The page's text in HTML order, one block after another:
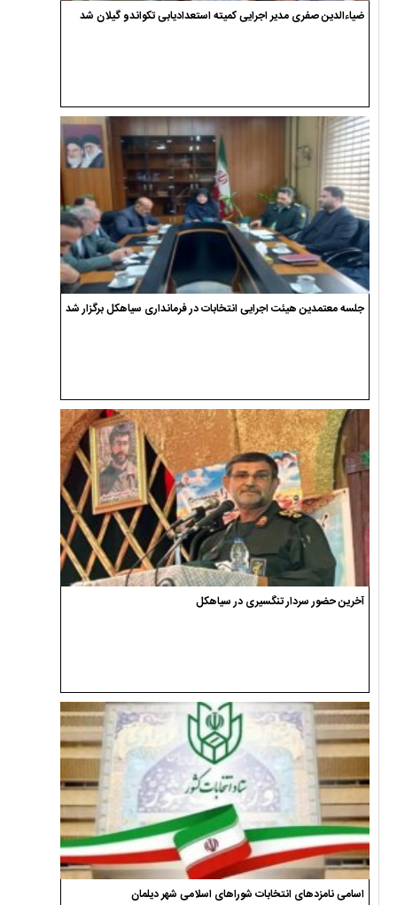
ضیاءالدین صفری مدیر اجرایی کمیته استعدادیابی تکواندو گیلان شد
جلسه معتمدین هیئت اجرایی انتخابات در فرمانداری سیاهکل برگزار شد
آخرین حضور سردار تنگسیری در سیاهکل
اسامی نامزدهای انتخابات شوراهای اسلامی شهر دیلمان